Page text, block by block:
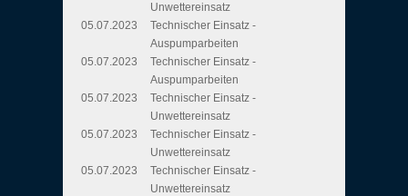
Unwettereinsatz
05.07.2023
Technischer Einsatz -
Auspumparbeiten
05.07.2023
Technischer Einsatz -
Auspumparbeiten
05.07.2023
Technischer Einsatz -
Unwettereinsatz
05.07.2023
Technischer Einsatz -
Unwettereinsatz
05.07.2023
Technischer Einsatz -
Unwettereinsatz